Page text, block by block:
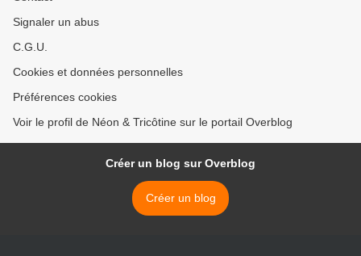
Signaler un abus
C.G.U.
Cookies et données personnelles
Préférences cookies
Voir le profil de Néon & Tricôtine sur le portail Overblog
Créer un blog sur Overblog
Créer un blog